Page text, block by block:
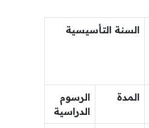
السنة التأسيسية
المدة
الرسوم
الدراسية